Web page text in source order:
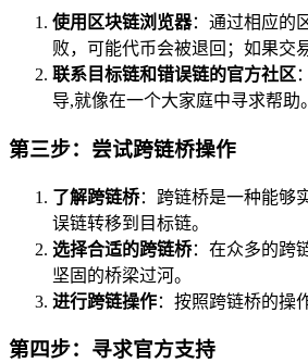
使用区块链浏览器：通过相应的
败，可能代币会被退回；如果交
联系目标链和错误链的官方社区
导,就像在一个大家庭中寻求帮助。
第三步：尝试跨链桥操作
了解跨链桥：跨链桥是一种能够
误链转移到目标链。
选择合适的跨链桥：在众多的跨
坚固的桥梁过河。
进行跨链操作：按照跨链桥的操
第四步：寻求官方支持